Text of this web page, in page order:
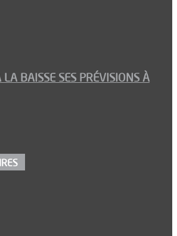
BAISSE SES PRÉVISIONS À